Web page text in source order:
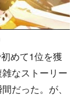
めて1位を獲
なストーリー
だった。が、